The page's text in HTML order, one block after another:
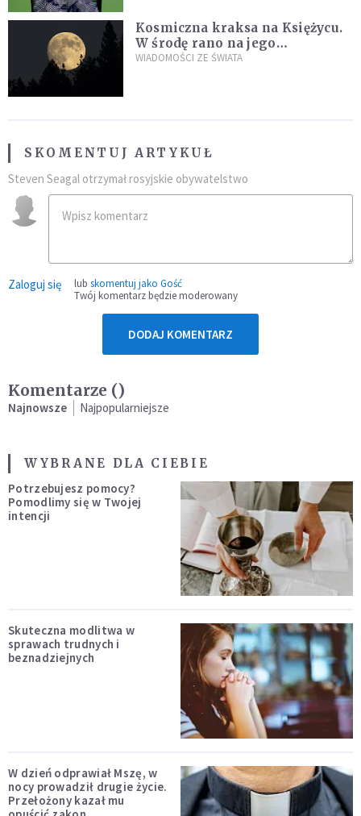
Kosmiczna kraksa na Księżycu.
W środę rano na jego
powierzchni dojdzie do
WIADOMOŚCI ZE ŚWIATA
SKOMENTUJ ARTYKUŁ
Steven Seagal otrzymał rosyjskie obywatelstwo
Zaloguj się lub skomentuj jako Gość
Twój komentarz będzie moderowany
DODAJ KOMENTARZ
Komentarze ()
Najnowsze Najpopularniejsze
WYBRANE DLA CIEBIE
Potrzebujesz pomocy?
Pomodlimy się w Twojej
intencji
Skuteczna modlitwa w
sprawach trudnych i
beznadziejnych
W dzień odprawiał Mszę, w
nocy prowadził drugie życie.
Przełożony kazał mu